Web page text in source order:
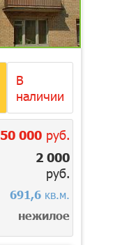
В
наличии
50 000руб.
2 000
руб.
691,6кв.м.
нежилое